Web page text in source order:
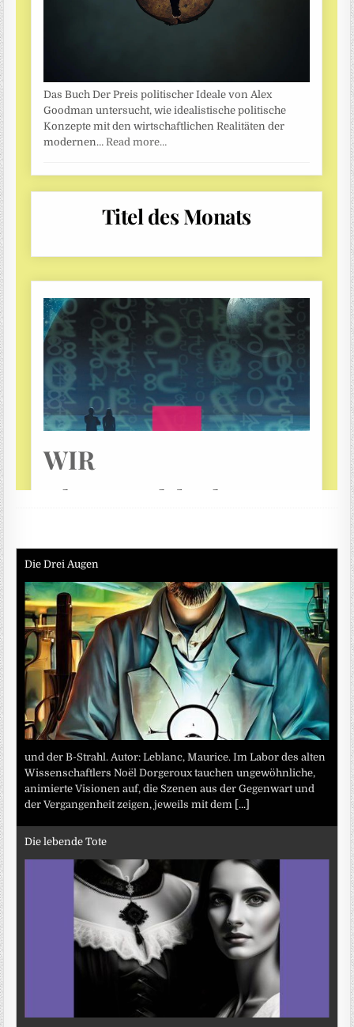
Die Drei Augen
und der B-Strahl. Autor: Leblanc, Maurice. Im Labor des alten
Wissenschaftlers Noël Dorgeroux tauchen ungewöhnliche,
animierte Visionen auf, die Szenen aus der Gegenwart und
der Vergangenheit zeigen, jeweils mit dem [...]
Die lebende Tote